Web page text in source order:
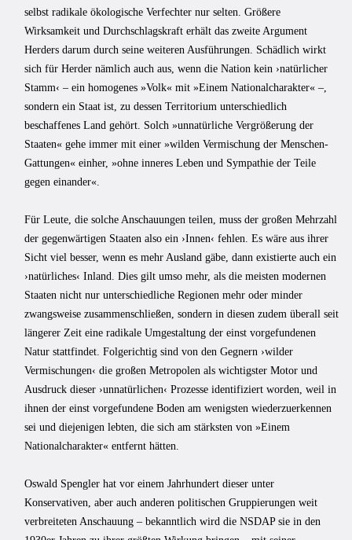
selbst radikale ökologische Verfechter nur selten. Größere
Wirksamkeit und Durchschlagskraft erhält das zweite Argument
Herders darum durch seine weiteren Ausführungen. Schädlich wirkt
sich für Herder nämlich auch aus, wenn die Nation kein ›natürlicher
Stamm‹ – ein homogenes »Volk« mit »Einem Nationalcharakter« –,
sondern ein Staat ist, zu dessen Territorium unterschiedlich
beschaffenes Land gehört. Solch »unnatürliche Vergrößerung der
Staaten« gehe immer mit einer »wilden Vermischung der Menschen-
Gattungen« einher, »ohne inneres Leben und Sympathie der Teile
gegen einander«.
Für Leute, die solche Anschauungen teilen, muss der großen Mehrzahl
der gegenwärtigen Staaten also ein ›Innen‹ fehlen. Es wäre aus ihrer
Sicht viel besser, wenn es mehr Ausland gäbe, dann existierte auch ein
›natürliches‹ Inland. Dies gilt umso mehr, als die meisten modernen
Staaten nicht nur unterschiedliche Regionen mehr oder minder
zwangsweise zusammenschließen, sondern in diesen zudem überall seit
längerer Zeit eine radikale Umgestaltung der einst vorgefundenen
Natur stattfindet. Folgerichtig sind von den Gegnern ›wilder
Vermischungen‹ die großen Metropolen als wichtigster Motor und
Ausdruck dieser ›unnatürlichen‹ Prozesse identifiziert worden, weil in
ihnen der einst vorgefundene Boden am wenigsten wiederzuerkennen
sei und diejenigen lebten, die sich am stärksten von »Einem
Nationalcharakter« entfernt hätten.
Oswald Spengler hat vor einem Jahrhundert dieser unter
Konservativen, aber auch anderen politischen Gruppierungen weit
verbreiteten Anschauung – bekanntlich wird die NSDAP sie in den